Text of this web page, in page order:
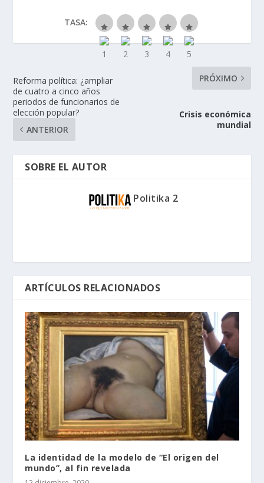
TASA:
Reforma política: ¿ampliar
de cuatro a cinco años
periodos de funcionarios de
elección popular?
ANTERIOR
PRÓXIMO
Crisis económica
mundial
SOBRE EL AUTOR
Politika 2
ARTÍCULOS RELACIONADOS
La identidad de la modelo de “El origen del
mundo”, al fin revelada